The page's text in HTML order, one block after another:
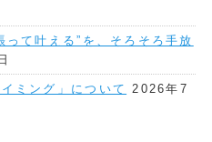
って叶える”を、そろそろ手放
ミング」について
2026年7